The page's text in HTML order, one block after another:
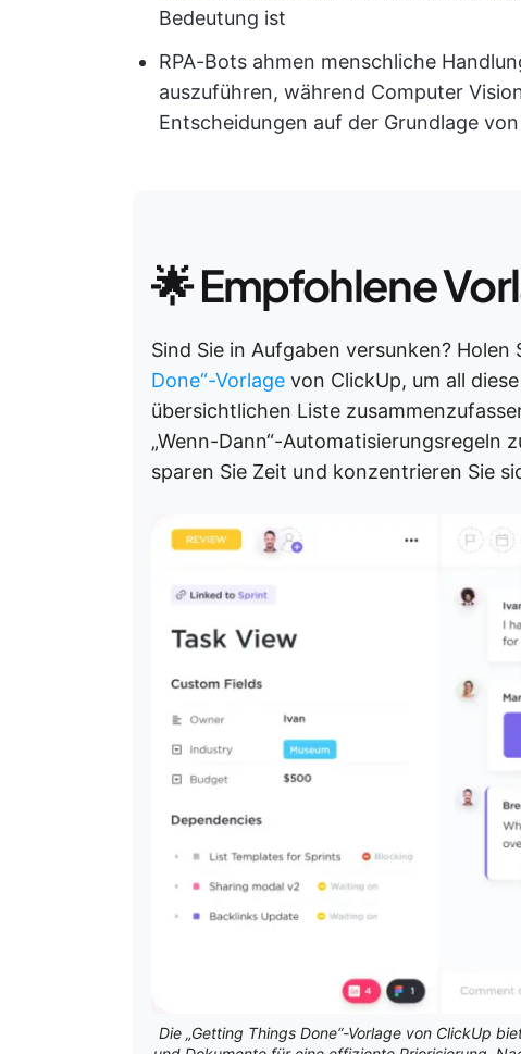
Bedeutung ist
RPA-Bots ahmen menschliche
auszuführen, während Computer
Entscheidungen auf der Grundlage
🌟 Empfohlene
Sind Sie in Aufgaben versunken? Holen
Done“-Vorlage von ClickUp, um all
übersichtlichen Liste
„Wenn-Dann“-Automatisierungsregeln
sparen Sie Zeit und konzentrieren Sie
Die „Getting Things Done“-Vorlage von ClickUp